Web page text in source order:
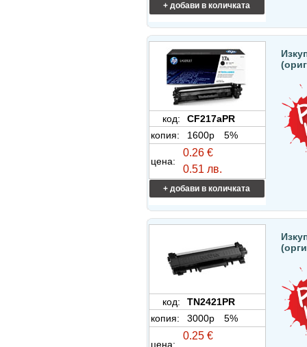
+ добави в количката
код:
CF217aPR
копия:
1600p 5%
цена:
0.26 €
0.51 лв.
+ добави в количката
код:
TN2421PR
копия:
3000p 5%
цена:
0.25 €